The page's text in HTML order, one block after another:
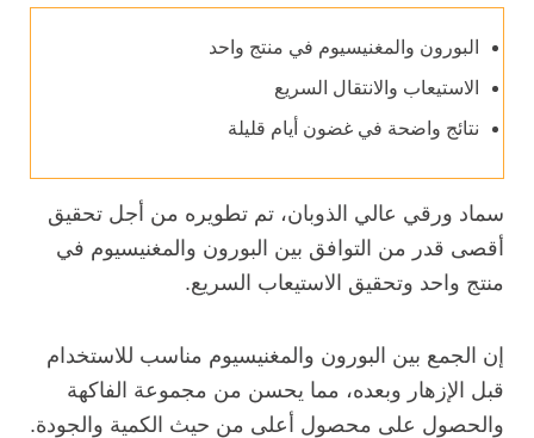
البورون والمغنيسيوم في منتج واحد
الاستيعاب والانتقال السريع
نتائج واضحة في غضون أيام قليلة
سماد ورقي عالي الذوبان، تم تطويره من أجل تحقيق
أقصى قدر من التوافق بين البورون والمغنيسيوم في
منتج واحد وتحقيق الاستيعاب السريع.
إن الجمع بين البورون والمغنيسيوم مناسب للاستخدام
قبل الإزهار وبعده، مما يحسن من مجموعة الفاكهة
والحصول على محصول أعلى من حيث الكمية والجودة.